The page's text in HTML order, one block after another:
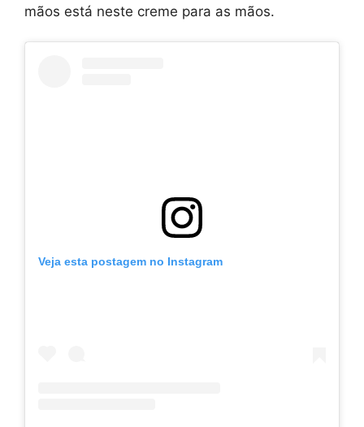
mãos está neste creme para as mãos.
Veja esta postagem no Instagram